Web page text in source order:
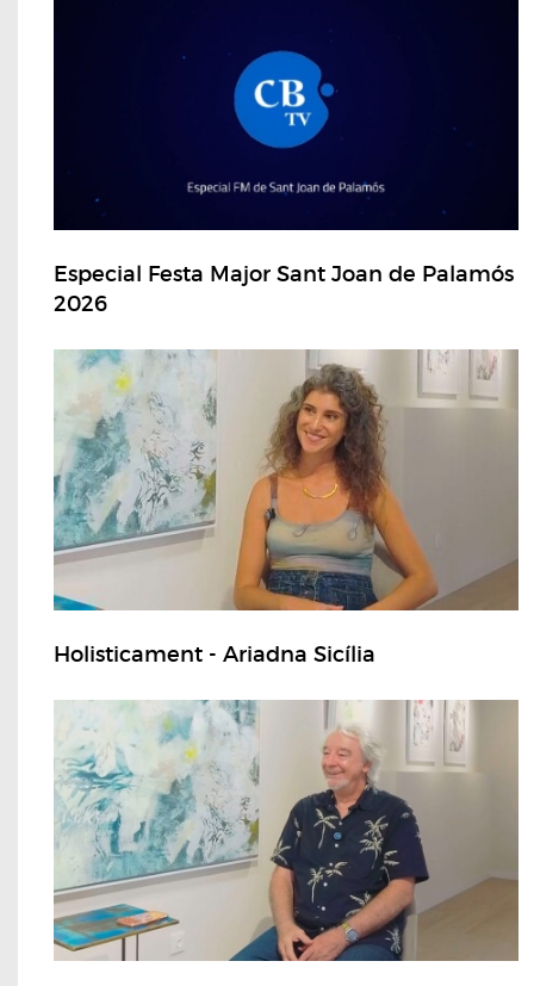
Especial Festa Major Sant Joan de Palamós
2026
Holisticament - Ariadna Sicília